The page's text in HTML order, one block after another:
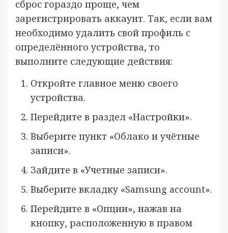
сброс гораздо проще, чем
зарегистрировать аккаунт. Так, если вам
необходимо удалить свой профиль с
определённого устройства, то
выполните следующие действия:
Откройте главное меню своего
устройства.
Перейдите в раздел «Настройки».
Выберите пункт «Облако и учётные
записи».
Зайдите в «Учетные записи».
Выберите вкладку «Samsung account».
Перейдите в «Опции», нажав на
кнопку, расположенную в правом